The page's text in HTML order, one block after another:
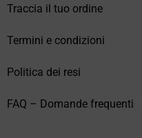
Traccia il tuo ordine
Termini e condizioni
Politica dei resi
FAQ – Domande frequenti